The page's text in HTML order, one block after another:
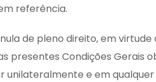
referência.
de pleno direito, em
Condições Gerais
unilateralmente e em